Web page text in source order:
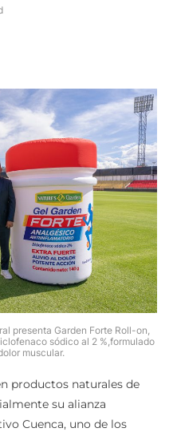
presenta Garden Forte Roll-on,
sódico al 2 %,formulado
muscular.
productos naturales de
su alianza
Cuenca, uno de los